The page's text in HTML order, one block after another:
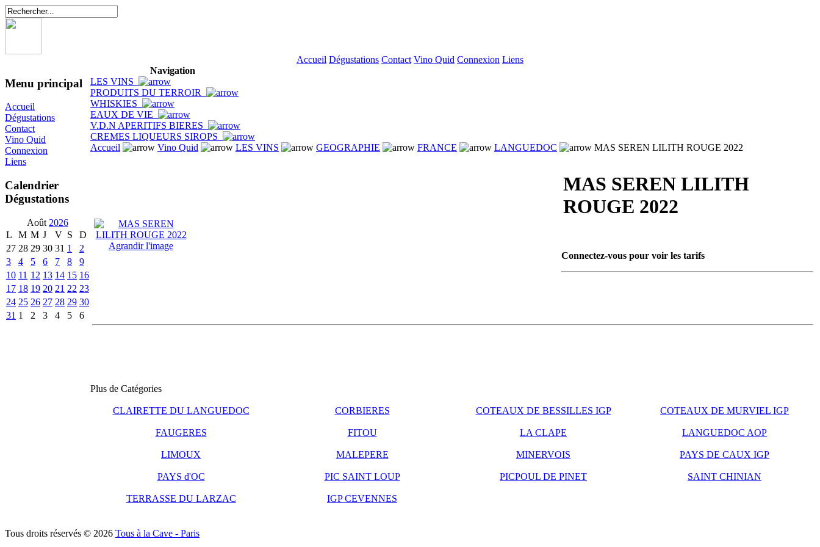
Accueil Dégustations Contact Vino Quid Connexion Liens
Menu principal
Accueil
Dégustations
Contact
Vino Quid
Connexion
Liens
Calendrier
Dégustations
Août 2026
L
M M J V S
D
27 28 29 30 31 1
2
3
4 5 6 7 8
9
10 11 12 13 14 15 16
17 18 19 20 21 22 23
24 25 26 27 28 29 30
31 1 2 3 4 5 6
Navigation
LES VINS
PRODUITS DU TERROIR
WHISKIES
EAUX DE VIE
V.D.N APERITIFS BIERES
CREMES LIQUEURS SIROPS
Accueil
Vino Quid LES VINS GEOGRAPHIE FRANCE LANGUEDOC MAS SEREN LILITH ROUGE 2022
Agrandir l'image
MAS SEREN LILITH
ROUGE 2022
Connectez-vous pour voir les tarifs
Plus de Catégories
CLAIRETTE DU LANGUEDOC CORBIERES COTEAUX DE BESSILLES IGP COTEAUX DE MURVIEL IGP
FAUGERES FITOU LA CLAPE LANGUEDOC AOP
LIMOUX MALEPERE MINERVOIS PAYS DE CAUX IGP
PAYS d'OC PIC SAINT LOUP PICPOUL DE PINET SAINT CHINIAN
TERRASSE DU LARZAC IGP CEVENNES
Tous droits réservés © 2026 Tous à la Cave - Paris